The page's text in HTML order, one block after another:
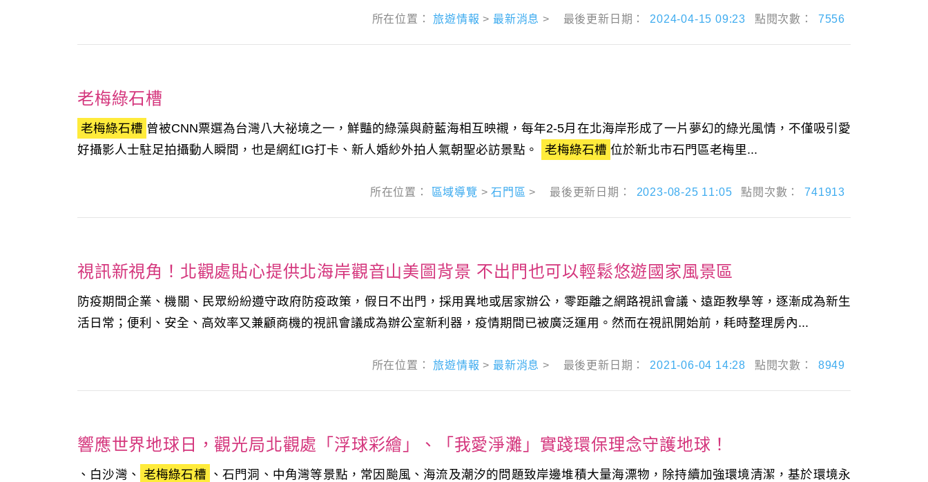
所在位置：旅遊情報 > 最新消息 > 最後更新日期： 2024-04-15 09:23 點閱次數： 7556
老梅綠石槽
老梅綠石槽 曾被CNN票選為台灣八大祕境之一，鮮豔的綠藻與蔚藍海相互映襯，每年2-5月在北海岸形成了一片夢幻的綠光風情，不僅吸引愛
好攝影人士駐足拍攝動人瞬間，也是網紅IG打卡、新人婚紗外拍人氣朝聖必訪景點。
老梅綠石槽 位於新北市石門區老梅里...
所在位置： 區域導覽 >石門區 > 最後更新日期： 2023-08-25 11:05 點閱次數： 741913
視訊新視角！北觀處貼心提供北海岸觀音山美圖背景 不出門也可以輕鬆悠遊國家風景區
防疫期間企業、機關、民眾紛紛遵守政府防疫政策，假日不出門，採用異地或居家辦公，零距離之網路視訊會議、遠距教學等，逐漸成為新生
活日常；便利、安全、高效率又兼顧商機的視訊會議成為辦公室新利器，疫情期間已被廣泛運用。然而在視訊開始前，耗時整理房內...
所在位置：旅遊情報 > 最新消息 > 最後更新日期： 2021-06-04 14:28 點閱次數： 8949
響應世界地球日，觀光局北觀處「浮球彩繪」、「我愛淨灘」實踐環保理念守護地球！
、白沙灣、 老梅綠石槽 、石門洞、中角灣等景點，常因颱風、海流及潮汐的問題致岸邊堆積大量海漂物，除持續加強環境清潔，基於環境永